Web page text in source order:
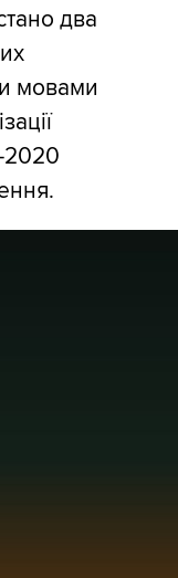
два
мовами
2020